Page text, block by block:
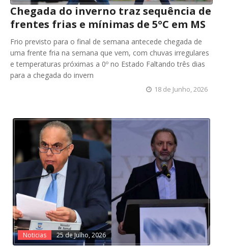
Chegada do inverno traz sequência de
frentes frias e mínimas de 5ºC em MS
Frio previsto para o final de semana antecede chegada de
uma frente fria na semana que vem, com chuvas irregulares
e temperaturas próximas a 0º no Estado Faltando três dias
para a chegada do invern
18 de Junho, 2026
Noticias 25 de Julho, 2026